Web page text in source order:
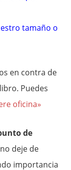
tamaño o
en contra de
Puedes
oficina»
de
deje de
importancia